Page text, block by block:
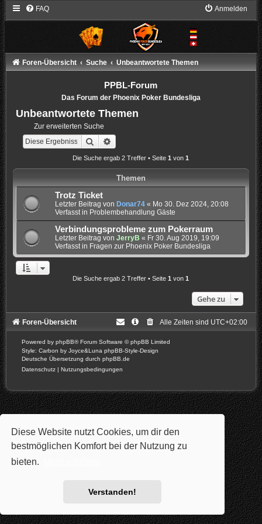
Diese Website nutzt Cookies, um dir den
bestmöglichen Komfort bei der Nutzung zu
bieten.
Verstanden!
FAQ Anmelden
Foren-Übersicht Suche Unbeantwortete Themen
PPBL-Forum
Das Forum der Phoenix Poker Bundesliga
Unbeantwortete Themen
Zur erweiterten Suche
Suche
Die Suche ergab 2 Treffer • Seite1 von1
Themen
Trotz Ticket
Letzter Beitrag von Donar74« Mo 30. Dez 2024, 20:08
Verfasst in Problembehandlung Gäste
Verbindungsprobleme zum Pokerraum
Letzter Beitrag von JerryB « Fr 30. Aug 2019, 19:09
Verfasst in Fragen zur Phoenix Poker Bundesliga
Die Suche ergab 2 Treffer • Seite1 von1
Gehe zu
Foren-Übersicht Alle Zeiten sind UTC+02:00
Powered by phpBB® Forum Software © phpBB Limited
Style: Carbon by Joyce&Luna phpBB-Style-Design
Deutsche Übersetzung durch phpBB.de
Datenschutz | Nutzungsbedingungen